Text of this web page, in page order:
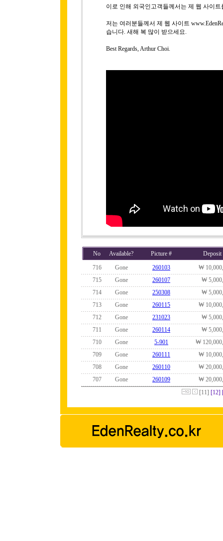
이로 인해 외국인고객들께서는 제 웹 사이
저는 여러분들께서 제 웹 사이트
습니다. 새해 복 많이 받으세요.
Best Regards, Arthur Choi.
No Available? Picture #
Deposit
716
Gone 260103
₩
715
Gone 260107
₩
714
Gone 250308
₩
713
Gone 260115
₩
712
Gone 231023
₩
711
Gone 260114
₩
710
Gone 5-901
₩
709
Gone 260111
₩
708
Gone 260110
₩
707
Gone 260109
₩
[11] [12]